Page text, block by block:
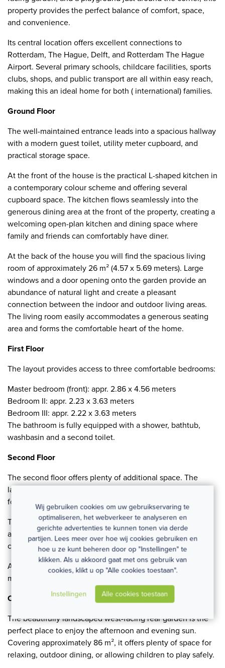
property provides the perfect balance of comfort, space,
and convenience.
Its central location offers excellent connections to
Rotterdam, The Hague, Delft, and Rotterdam The Hague
Airport. Several primary schools, childcare facilities, sports
clubs, shops, and public transport are all within easy reach,
making this an ideal home for both ( international) families.
Ground Floor
The well-maintained entrance leads into a spacious hallway
with a modern guest toilet, utility meter cupboard, and
practical storage space.
At the front of the house is the practical L-shaped kitchen in
a contemporary colour scheme and offering several
cupboard space. The kitchen flows seamlessly into the
generous dining area at the front of the property, creating a
welcoming open-plan kitchen and dining space where
family and friends can comfortably have diner.
At the back of the house you will find the spacious living
room of approximately 26 m² (4.57 x 5.69 meters). Large
windows and a door opening onto the garden provide an
abundance of natural light and create a pleasant
connection between the indoor and outdoor living areas.
The living room easily accommodates a generous seating
area and forms the comfortable heart of the home.
First Floor
The layout provides access to three comfortable bedrooms:
Master bedroom (front): appr. 2.86 x 4.56 meters
Bedroom II: appr. 2.23 x 3.63 meters
Bedroom III: appr. 2.22 x 3.63 meters
The bathroom is fully equipped with a shower, bathtub,
washbasin and a second toilet.
Second Floor
The second floor offers plenty of additional space. The
landing features a separate laundry room with connections
for both a washing machine and tumble dryer.
This floor also includes a fourth bedroom measuring
approximately 2.83 x 1.89 meters, ideal as a guest room,
children's bedroom, or home office.
A spacious storage room of approximately 4.56 x 1.00
meters provides additional storage.
Outdoor Space
The beautifully landscaped west-facing rear garden is the
perfect place to enjoy the afternoon and evening sun.
Covering approximately 86 m², it offers plenty of space for
relaxing, outdoor dining, or allowing children to play safely.
Wij gebruiken cookies om uw gebruikservaring te
optimaliseren, het webverkeer te analyseren en
gerichte advertenties te kunnen tonen via derde
partijen. Lees meer over hoe wij cookies gebruiken en
hoe u ze kunt beheren door op "Instellingen" te
klikken. Als u akkoord gaat met ons gebruik van
cookies, klikt u op "Alle cookies toestaan".
Instellingen Alle cookies toestaan